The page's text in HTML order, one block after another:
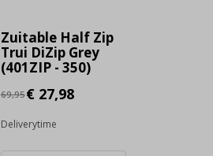
Zuitable Half Zip
Trui DiZip Grey
(401ZIP - 350)
69,95€ 27,98
Deliverytime